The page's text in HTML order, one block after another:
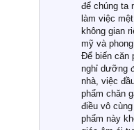
để chúng ta
làm việc
không gian
mỹ và
Để biến căn
nghỉ dưỡng
nhà, việc
phẩm chăn
điều vô
phẩm này